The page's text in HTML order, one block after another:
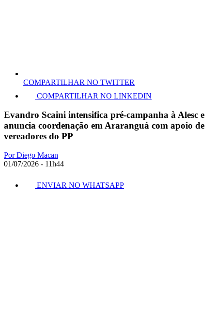
COMPARTILHAR NO TWITTER
COMPARTILHAR NO LINKEDIN
Evandro Scaini intensifica pré-campanha à Alesc e
anuncia coordenação em Araranguá com apoio de
vereadores do PP
Por Diego Macan
01/07/2026 - 11h44
ENVIAR NO WHATSAPP